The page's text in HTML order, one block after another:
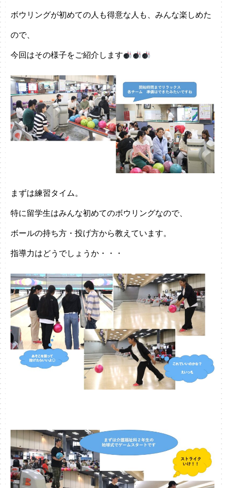
ボウリングが初めての人も得意な人も、みんな楽しめた
ので、
今回はその様子をご紹介します
まずは練習タイム。
特に留学生はみんな初めてのボウリングなので、
ボールの持ち方・投げ方から教えています。
指導力はどうでしょうか・・・